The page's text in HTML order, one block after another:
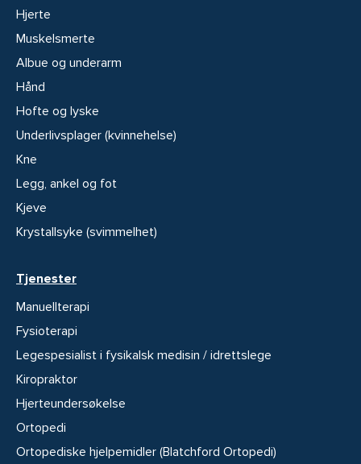
Hjerte
Muskelsmerte
Albue og underarm
Hånd
Hofte og lyske
Underlivsplager (kvinnehelse)
Kne
Legg, ankel og fot
Kjeve
Krystallsyke (svimmelhet)
Tjenester
Manuellterapi
Fysioterapi
Legespesialist i fysikalsk medisin / idrettslege
Kiropraktor
Hjerteundersøkelse
Ortopedi
Ortopediske hjelpemidler (Blatchford Ortopedi)